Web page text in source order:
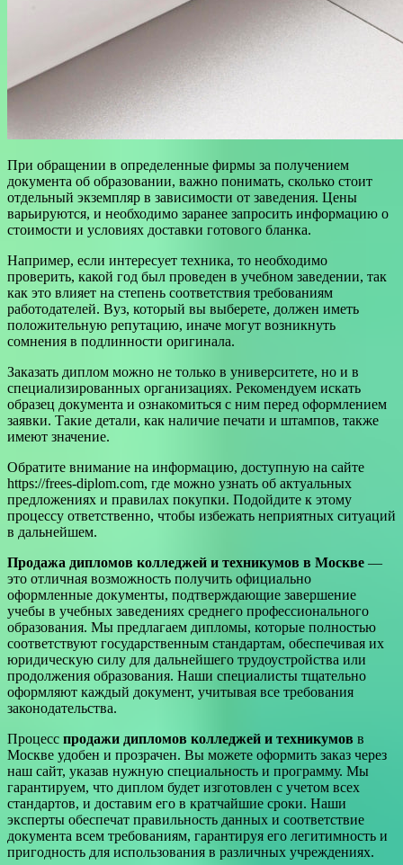
При обращении в определенные фирмы за получением
документа об образовании, важно понимать, сколько стоит
отдельный экземпляр в зависимости от заведения. Цены
варьируются, и необходимо заранее запросить информацию о
стоимости и условиях доставки готового бланка.
Например, если интересует техника, то необходимо
проверить, какой год был проведен в учебном заведении, так
как это влияет на степень соответствия требованиям
работодателей. Вуз, который вы выберете, должен иметь
положительную репутацию, иначе могут возникнуть
сомнения в подлинности оригинала.
Заказать диплом можно не только в университете, но и в
специализированных организациях. Рекомендуем искать
образец документа и ознакомиться с ним перед оформлением
заявки. Такие детали, как наличие печати и штампов, также
имеют значение.
Обратите внимание на информацию, доступную на сайте
https://frees-diplom.com, где можно узнать об актуальных
предложениях и правилах покупки. Подойдите к этому
процессу ответственно, чтобы избежать неприятных ситуаций
в дальнейшем.
Продажа дипломов колледжей и техникумов в Москве —
это отличная возможность получить официально
оформленные документы, подтверждающие завершение
учебы в учебных заведениях среднего профессионального
образования. Мы предлагаем дипломы, которые полностью
соответствуют государственным стандартам, обеспечивая их
юридическую силу для дальнейшего трудоустройства или
продолжения образования. Наши специалисты тщательно
оформляют каждый документ, учитывая все требования
законодательства.
Процесс продажи дипломов колледжей и техникумов в
Москве удобен и прозрачен. Вы можете оформить заказ через
наш сайт, указав нужную специальность и программу. Мы
гарантируем, что диплом будет изготовлен с учетом всех
стандартов, и доставим его в кратчайшие сроки. Наши
эксперты обеспечат правильность данных и соответствие
документа всем требованиям, гарантируя его легитимность и
пригодность для использования в различных учреждениях.